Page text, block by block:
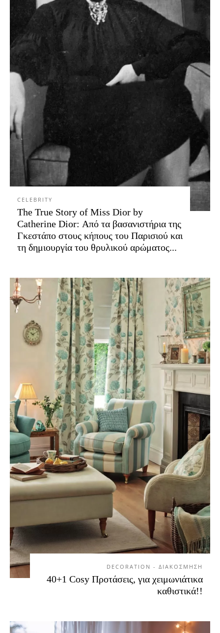
CELEBRITY
The True Story of Miss Dior by
Catherine Dior: Από τα βασανιστήρια της
Γκεστάπο στους κήπους του Παρισιού και
τη δημιουργία του θρυλικού αρώματος...
DECORATION - ΔΙΑΚΟΣΜΗΣΗ
40+1 Cosy Προτάσεις, για χειμωνιάτικα
καθιστικά!!